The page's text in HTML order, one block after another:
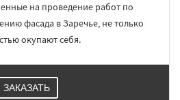
на проведение работ по
фасада в Заречье, не только
окупают себя.
ЗАКАЗАТЬ